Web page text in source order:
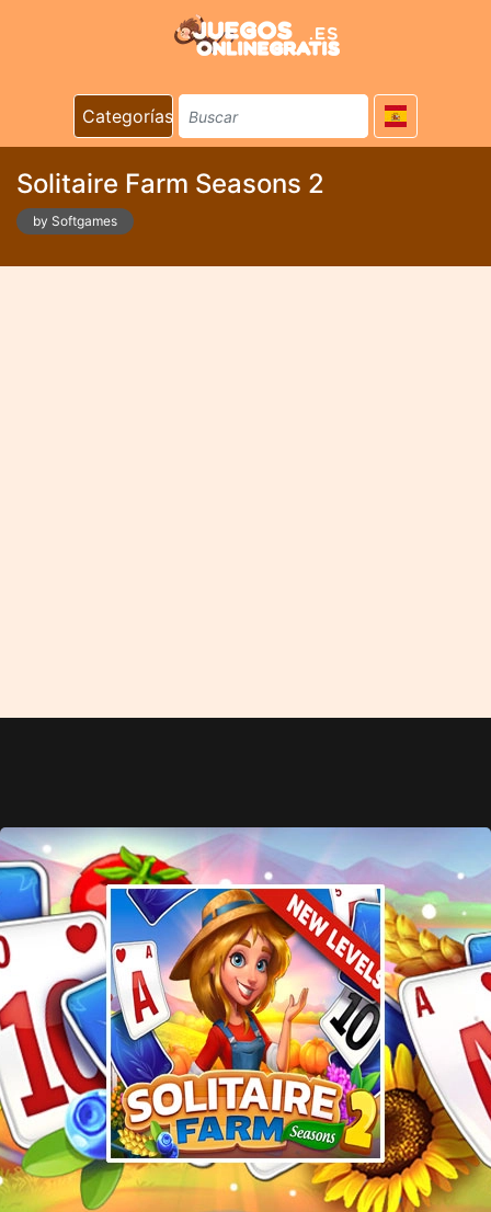
Categorías
Solitaire Farm Seasons 2
by Softgames